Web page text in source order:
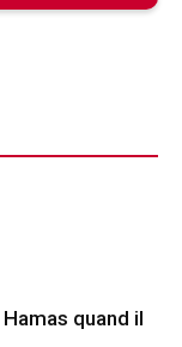
quand il